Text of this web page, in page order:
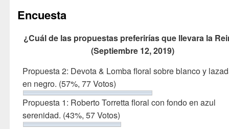
Encuesta
¿Cuál de las propuestas preferirías que llevara la
(Septiembre 12, 2019)
Propuesta 2: Devota & Lomba floral sobre blanco y
en negro. (57%, 77 Votos)
Propuesta 1: Roberto Torretta floral con fondo en azul
serenidad. (43%, 57 Votos)